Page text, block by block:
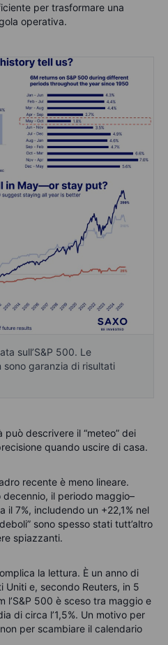
per trasformare una
operativa.
sull’S&P 500. Le
garanzia di risultati
descrivere il “meteo” dei
quando uscire di casa.
recente è meno lineare.
decennio, il periodo maggio–
il 7%, includendo un +22,1% nel
sono spesso stati tutt’altro
spiazzanti.
la lettura. È un anno di
Uniti e, secondo Reuters, in 5
l’S&P 500 è sceso tra maggio e
di circa l’1,5%. Un motivo per
per scambiare il calendario